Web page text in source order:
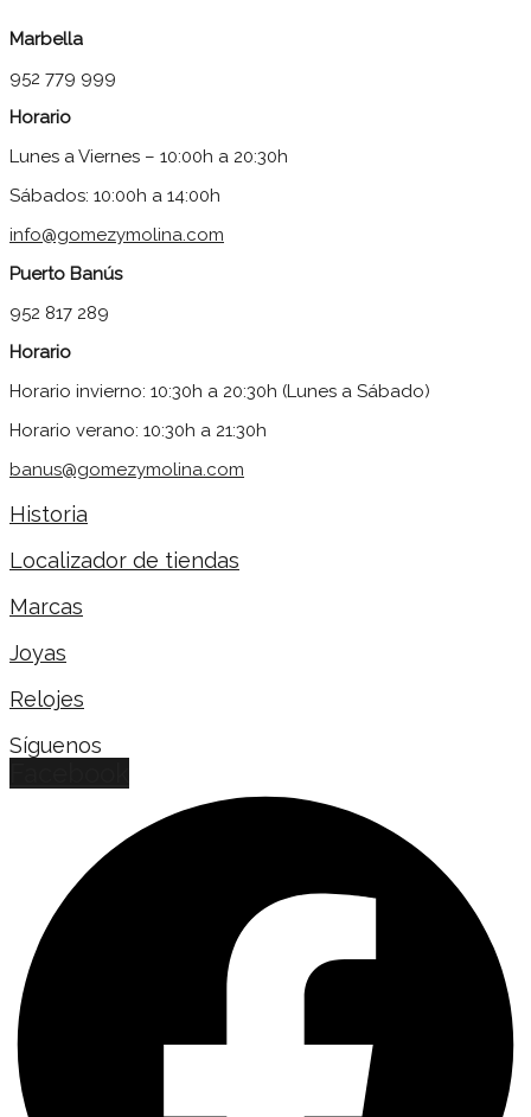
Marbella
952 779 999
Horario
Lunes a Viernes – 10:00h a 20:30h
Sábados: 10:00h a 14:00h
info@gomezymolina.com
Puerto Banús
952 817 289
Horario
Horario invierno: 10:30h a 20:30h (Lunes a Sábado)
Horario verano: 10:30h a 21:30h
banus@gomezymolina.com
Historia
Localizador de tiendas
Marcas
Joyas
Relojes
Síguenos